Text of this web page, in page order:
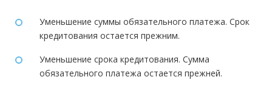
Уменьшение суммы обязательного платежа. Срок
кредитования остается прежним.
Уменьшение срока кредитования. Сумма
обязательного платежа остается прежней.